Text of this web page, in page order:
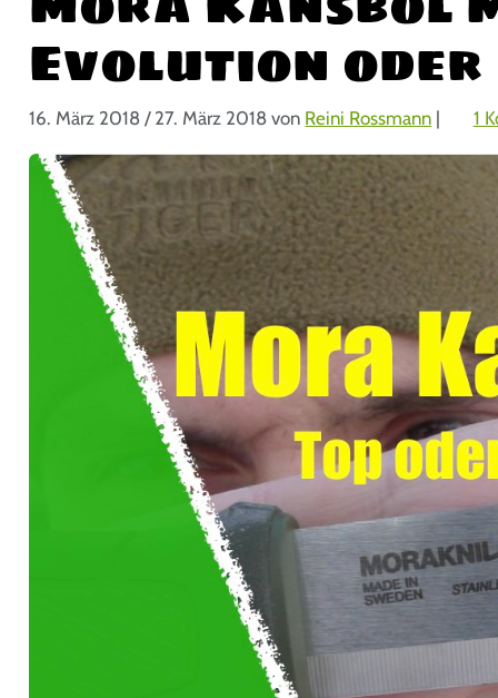
Evolution oder
16. März 2018 / 27. März 2018 von Reini Rossmann | 1